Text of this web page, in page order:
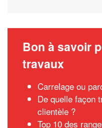
Bon à savoir
travaux
Carrelage ou
De quelle façon
clientèle ?
Top 10 des